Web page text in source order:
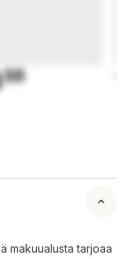
50
makuualusta tarjoaa